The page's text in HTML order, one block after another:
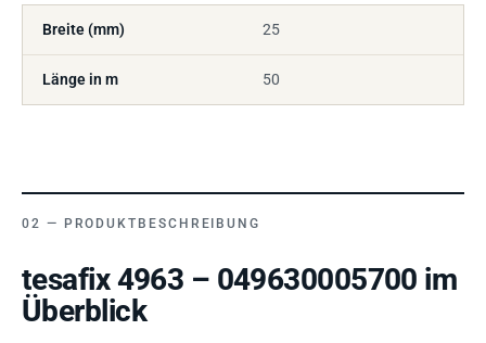
Breite (mm) 25
Länge in m 50
PRODUKTBESCHREIBUNG
tesafix 4963 – 049630005700 im
Überblick